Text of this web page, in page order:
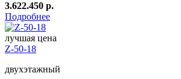
3.622.450 р.
Подробнее
лучшая цена
Z-50-18
двухэтажный